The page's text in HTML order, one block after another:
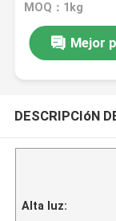
MOQ：1kg
Mejor
DESCRIPCIóN
Alta luz: